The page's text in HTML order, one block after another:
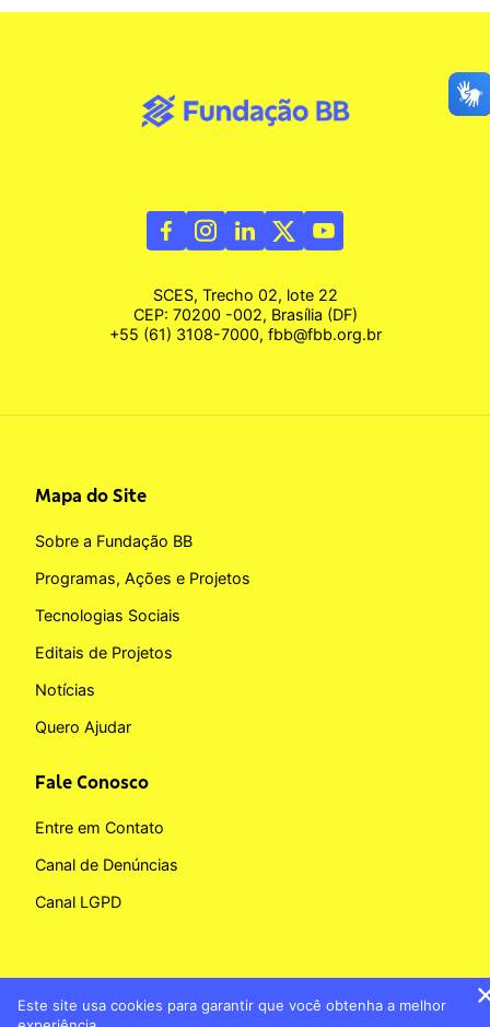
SCES, Trecho 02, lote 22
CEP: 70200 -002, Brasília (DF)
+55 (61) 3108-7000, fbb@fbb.org.br
Mapa do Site
Sobre a Fundação BB
Programas, Ações e Projetos
Tecnologias Sociais
Editais de Projetos
Notícias
Quero Ajudar
Fale Conosco
Entre em Contato
Canal de Denúncias
Canal LGPD
Este site usa cookies para garantir que você obtenha a melhor